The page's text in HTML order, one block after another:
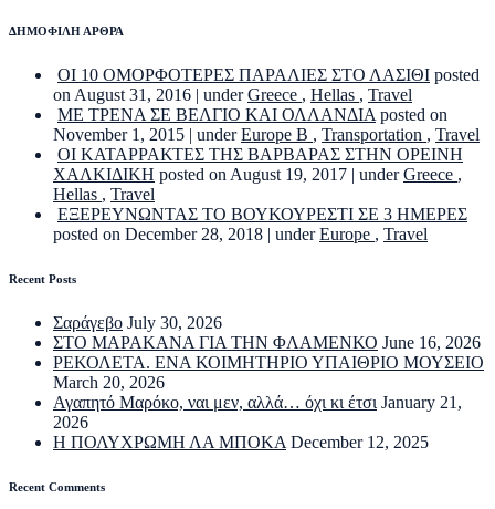
ΔΗΜΟΦΙΛΗ ΑΡΘΡΑ
ΟΙ 10 ΟΜΟΡΦΟΤΕΡΕΣ ΠΑΡΑΛΙΕΣ ΣΤΟ ΛΑΣΙΘΙ posted
on August 31, 2016 | underGreece , Hellas , Travel
ΜΕ ΤΡΕΝΑ ΣΕ ΒΕΛΓΙΟ ΚΑΙ ΟΛΛΑΝΔΙΑ posted on
November 1, 2015 | underEurope B , Transportation , Travel
ΟΙ ΚΑΤΑΡΡΑΚΤΕΣ ΤΗΣ ΒΑΡΒΑΡΑΣ ΣΤΗΝ ΟΡΕΙΝΗ
ΧΑΛΚΙΔΙΚΗ posted on August 19, 2017 | underGreece ,
Hellas , Travel
ΕΞΕΡΕΥΝΩΝΤΑΣ ΤΟ ΒΟΥΚΟΥΡΕΣΤΙ ΣΕ 3 ΗΜΕΡΕΣ
posted on December 28, 2018 | underEurope , Travel
Recent Posts
Σαράγεβο July 30, 2026
ΣΤΟ ΜΑΡΑΚΑΝΑ ΓΙΑ ΤΗΝ ΦΛΑΜΕΝΚΟ June 16, 2026
ΡΕΚΟΛΕΤΑ. ΕΝΑ ΚΟΙΜΗΤΗΡΙΟ ΥΠΑΙΘΡΙΟ ΜΟΥΣΕΙΟ
March 20, 2026
Αγαπητό Μαρόκο, ναι μεν, αλλά… όχι κι έτσι January 21,
2026
Η ΠΟΛΥΧΡΩΜΗ ΛΑ ΜΠΟΚΑ December 12, 2025
Recent Comments